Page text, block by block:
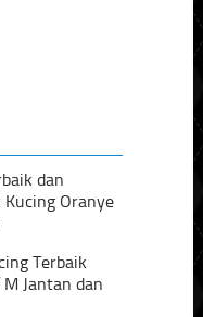
dan
Oranye
Terbaik
Jantan dan